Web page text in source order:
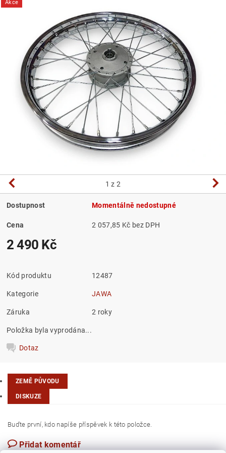
Akce
1 z 2
Dostupnost Momentálně nedostupné
Cena 2 057,85 Kč bez DPH
2 490 Kč
Kód produktu 12487
Kategorie JAWA
Záruka 2 roky
Položka byla vyprodána...
Dotaz
ZEMĚ PŮVODU
DISKUZE
Buďte první, kdo napíše příspěvek k této položce.
Přidat komentář